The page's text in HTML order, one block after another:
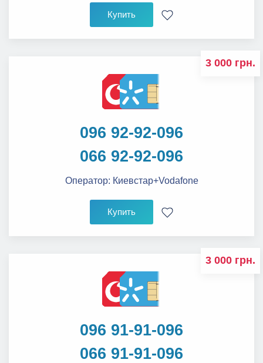
Купить
096 92-92-096
066 92-92-096
3 000 грн.
Оператор: Киевстар+Vodafone
Купить
096 91-91-096
066 91-91-096
3 000 грн.